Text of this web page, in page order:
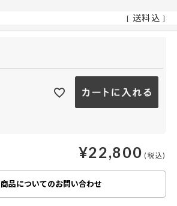
送料込
¥22,800
商品についてのお問い合わせ